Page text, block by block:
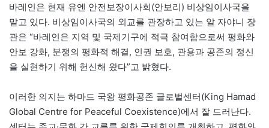
바레인은 현재 유엔 안전보장이사회(안보리) 비상임이사국을
맡고 있다. 비상임이사국의 외교를 관장하고 있는 알 자야니 장
관은 “바레인은 지역 및 국제기구에 적극 참여함으로써 평화와
안보 강화, 분쟁의 평화적 해결, 인권 보호, 관용과 공존의 정신
을 실현하기 위해 헌신해 왔다”고 밝혔다.
이러한 의지는 하마드 국왕 평화공존 글로벌센터(King Hamad
Global Centre for Peaceful Coexistence)에서 잘 드러난다.